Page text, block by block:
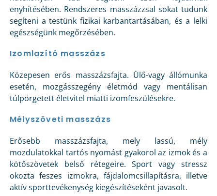
enyhítésében. Rendszeres masszázzsal sokat tudunk
segíteni a testünk fizikai karbantartásában, és a lelki
egészségünk megőrzésében.
Izomlazító masszázs
Közepesen erős masszázsfajta. Ülő-vagy állómunka
esetén, mozgásszegény életmód vagy mentálisan
túlpörgetett életvitel miatti izomfeszülésekre.
Mélyszöveti masszázs
Erősebb masszázsfajta, mely lassú, mély
mozdulatokkal tartós nyomást gyakorol az izmok és a
kötőszövetek belső rétegeire. Sport vagy stressz
okozta feszes izmokra, fájdalomcsillapításra, illetve
aktív sporttevékenység kiegészítéseként javasolt.